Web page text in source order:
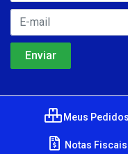
Meus Pedidos
Notas Fiscais